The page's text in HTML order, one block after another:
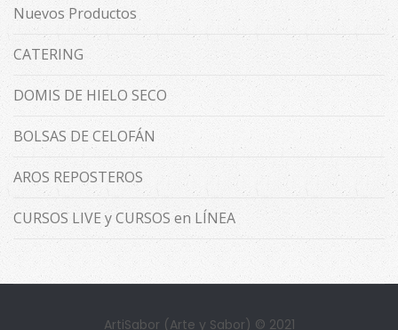
Nuevos Productos
CATERING
DOMIS DE HIELO SECO
BOLSAS DE CELOFÁN
AROS REPOSTEROS
CURSOS LIVE y CURSOS en LÍNEA
ArtiSabor (Arte y Sabor) © 2021